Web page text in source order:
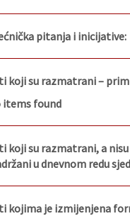
pitanja i inicijative:
koji su razmatrani –
items found
koji su razmatrani, a
u dnevnom redu
kojima je izmijenjena